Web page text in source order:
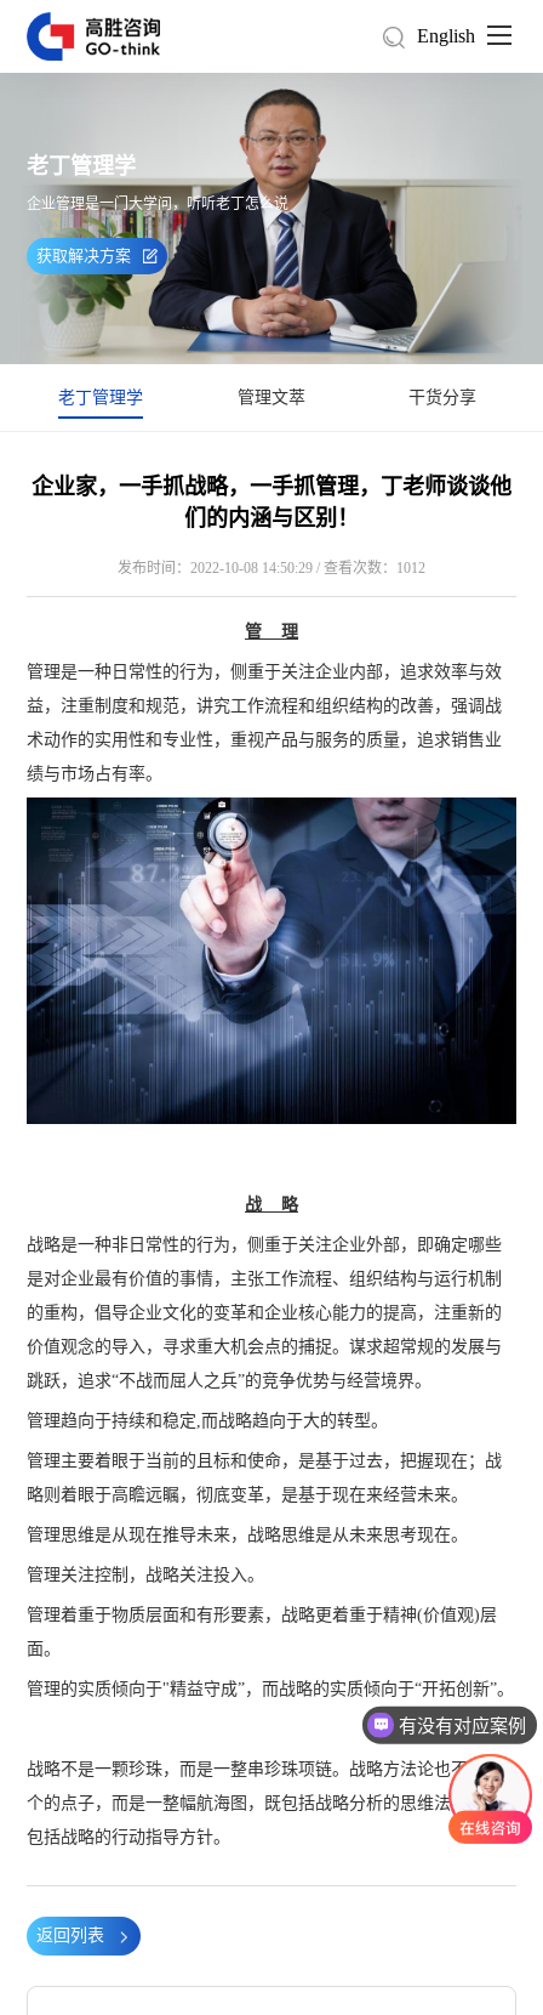
English
老丁管理学
企业管理是一门大学问，听听老丁怎么说
获取解决方案
老丁管理学 管理文萃 干货分享
企业家，一手抓战略，一手抓管理，丁老师谈谈他
们的内涵与区别！
发布时间：2022-10-08 14:50:29 / 查看次数：1012
管 理
管理是一种日常性的行为，侧重于关注企业内部，追求效率与效
益，注重制度和规范，讲究工作流程和组织结构的改善，强调战
术动作的实用性和专业性，重视产品与服务的质量，追求销售业
绩与市场占有率。
战 略
战略是一种非日常性的行为，侧重于关注企业外部，即确定哪些
是对企业最有价值的事情，主张工作流程、组织结构与运行机制
的重构，倡导企业文化的变革和企业核心能力的提高，注重新的
价值观念的导入，寻求重大机会点的捕捉。谋求超常规的发展与
跳跃，追求“不战而屈人之兵”的竞争优势与经营境界。
管理趋向于持续和稳定,而战略趋向于大的转型。
管理主要着眼于当前的且标和使命，是基于过去，把握现在；战
略则着眼于高瞻远瞩，彻底变革，是基于现在来经营未来。
管理思维是从现在推导未来，战略思维是从未来思考现在。
管理关注控制，战略关注投入。
管理着重于物质层面和有形要素，战略更着重于精神(价值观)层
面。
管理的实质倾向于"精益守成”，而战略的实质倾向于“开拓创新”。
战略不是一颗珍珠，而是一整串珍珠项链。战略方法论也不是单
个的点子，而是一整幅航海图，既包括战略分析的思维法则，也
包括战略的行动指导方针。
返回列表
有没有对应案例